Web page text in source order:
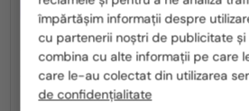
330 RON
Moncler—Cadru optic
ML5081 - 001 - 56
652 RON
330
România / RO
Polska / PL
Magyarország / HU
United Arab Emirates /
împărtășim informații despre
cu partenerii noștri de publicitate și
combina cu alte informații pe care
care le-au colectat din utilizarea
de confidențialitate